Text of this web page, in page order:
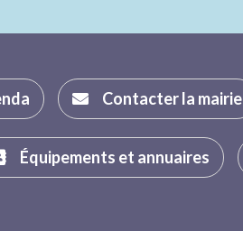
Contacter la mairie
Équipements et annuaires